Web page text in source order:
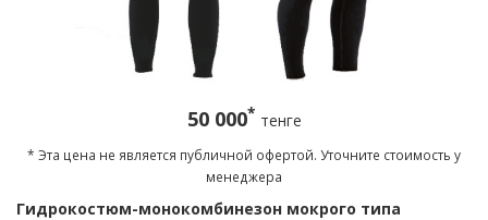
50 000* тенге
* Эта цена не является публичной офертой. Уточните стоимость у
менеджера
Гидрокостюм-монокомбинезон мокрого типа